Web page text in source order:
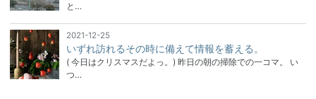
と…
2021-12-25
いずれ訪れるその時に備えて情報を蓄える。
( 今日はクリスマスだよっ。) 昨日の朝の掃除での一コマ。 い
つ…